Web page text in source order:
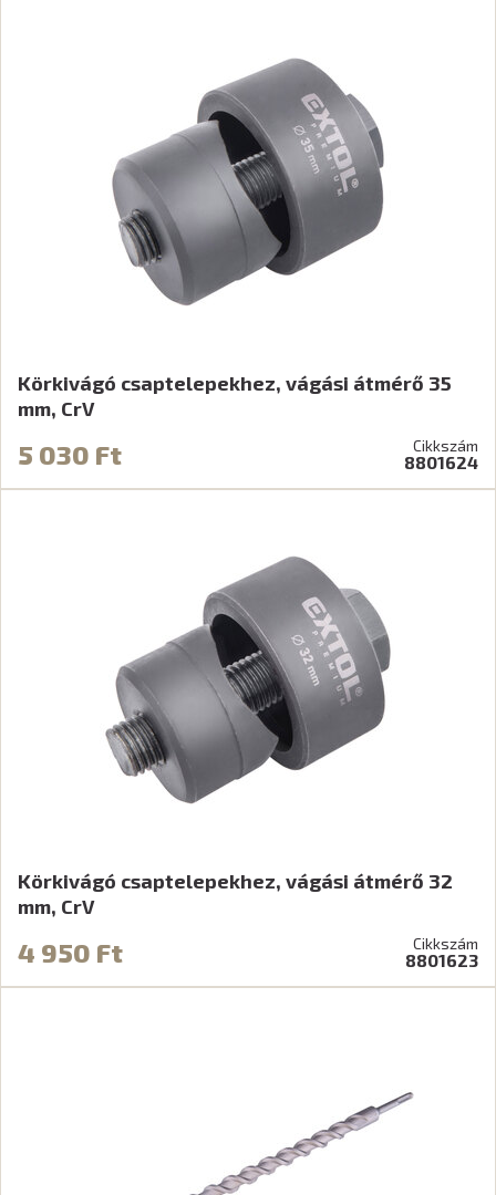
Körkivágó csaptelepekhez, vágási átmérő 35
mm, CrV
5 030 Ft Cikkszám
8801624
Körkivágó csaptelepekhez, vágási átmérő 32
mm, CrV
4 950 Ft Cikkszám
8801623